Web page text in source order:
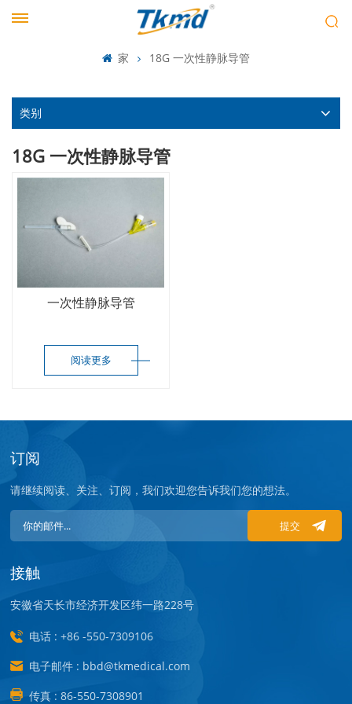
家 18G 一次性静脉导管
类别
18G 一次性静脉导管
一次性静脉导管
阅读更多
订阅
请继续阅读、关注、订阅，我们欢迎您告诉我们您的想法。
提交
接触
安徽省天长市经济开发区纬一路228号
电话 : +86 -550-7309106
电子邮件 : bbd@tkmedical.com
传真 : 86-550-7308901